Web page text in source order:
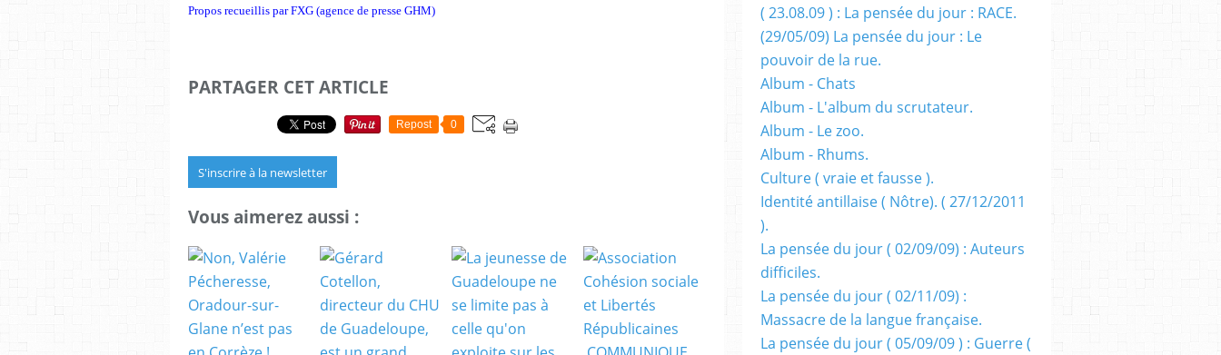
Propos recueillis par FXG (agence de presse GHM)
PARTAGER CET ARTICLE
Repost 0
S'inscrire à la newsletter
Vous aimerez aussi :
( 23.08.09 ) : La pensée du jour : RACE.
(29/05/09) La pensée du jour : Le
pouvoir de la rue.
Album - Chats
Album - L'album du scrutateur.
Album - Le zoo.
Album - Rhums.
Culture ( vraie et fausse ).
Identité antillaise ( Nôtre). ( 27/12/2011
).
La pensée du jour ( 02/09/09) : Auteurs
difficiles.
La pensée du jour ( 02/11/09) :
Massacre de la langue française.
La pensée du jour ( 05/09/09 ) : Guerre (